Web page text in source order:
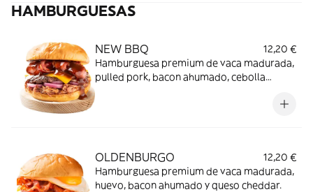
HAMBURGUESAS
NEW BBQ
12,20 €
Hamburguesa premium de vaca madurada,
pulled pork, bacon ahumado, cebolla
OLDENBURGO
12,20 €
Hamburguesa premium de vaca madurada,
huevo, bacon ahumado y queso cheddar.